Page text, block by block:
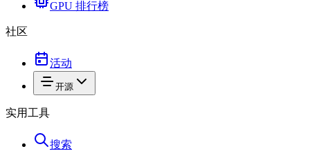
GPU 排行榜
社区
活动
开源
实用工具
搜索